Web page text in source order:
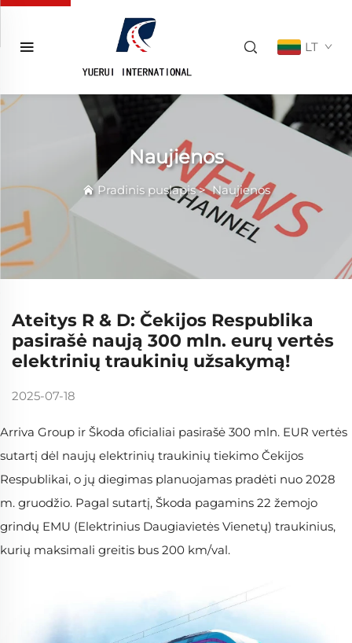
LT
Naujienos
Pradinis puslapis>Naujienos
Ateitys R & D: Čekijos Respublika
pasirašė naują 300 mln. eurų vertės
elektrinių traukinių užsakymą!
2025-07-18
Arriva Group ir Škoda oficialiai pasirašė 300 mln. EUR vertės
sutartį dėl naujų elektrinių traukinių tiekimo Čekijos
Respublikai, o jų diegimas planuojamas pradėti nuo 2028
m. gruodžio. Pagal sutartį, Škoda pagamins 22 žemojo
grindų EMU (Elektrinius Daugiavietės Vienetų) traukinius,
kurių maksimali greitis bus 200 km/val.